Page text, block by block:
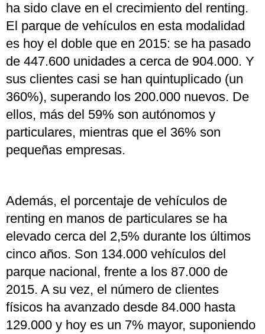
ha sido clave en el crecimiento del renting.
El parque de vehículos en esta modalidad
es hoy el doble que en 2015: se ha pasado
de 447.600 unidades a cerca de 904.000. Y
sus clientes casi se han quintuplicado (un
360%), superando los 200.000 nuevos. De
ellos, más del 59% son autónomos y
particulares, mientras que el 36% son
pequeñas empresas.
Además, el porcentaje de vehículos de
renting en manos de particulares se ha
elevado cerca del 2,5% durante los últimos
cinco años. Son 134.000 vehículos del
parque nacional, frente a los 87.000 de
2015. A su vez, el número de clientes
físicos ha avanzado desde 84.000 hasta
129.000 y hoy es un 7% mayor, suponiendo